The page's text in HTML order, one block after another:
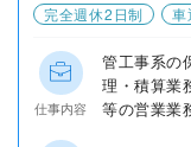
完全週休2日制
車
仕事内容
管工事系の
理・積算業
等の営業業